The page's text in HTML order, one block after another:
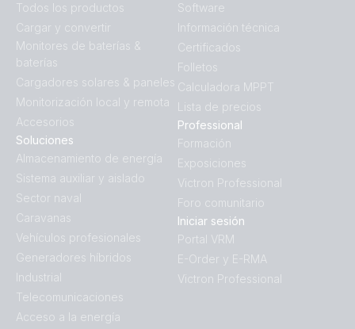
Todos los productos
Cargar y convertir
Monitores de baterías &
baterías
Cargadores solares & paneles
Monitorización local y remota
Accesorios
Soluciones
Almacenamiento de energía
Sistema auxiliar y aislado
Sector naval
Caravanas
Vehículos profesionales
Generadores híbridos
Industrial
Telecomunicaciones
Acceso a la energía
Software
Información técnica
Certificados
Folletos
Calculadora MPPT
Lista de precios
Professional
Formación
Exposiciones
Victron Professional
Foro comunitario
Iniciar sesión
Portal VRM
E-Order y E-RMA
Victron Professional